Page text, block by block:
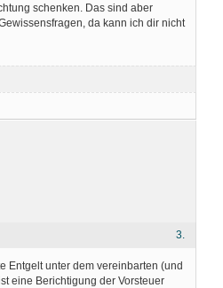
schenken. Das sind aber
da kann ich dir nicht
3.
Entgelt unter dem vereinbarten (und
eine Berichtigung der Vorsteuer